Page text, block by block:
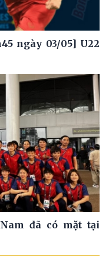
ngày 03/05] U22
đã có mặt tại